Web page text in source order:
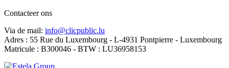
Contacteer ons
Via de mail: info@clicpublic.lu
Adres : 55 Rue du Luxembourg - L-4931 Pontpierre - Luxembourg
Matricule : B300046 - BTW : LU36958153